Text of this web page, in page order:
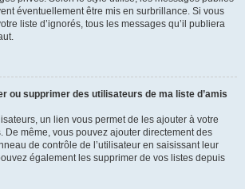
éventuellement être mis en surbrillance. Si vous
liste d’ignorés, tous les messages qu’il publiera
ou supprimer des utilisateurs de ma liste d’amis
un lien vous permet de les ajouter à votre
De même, vous pouvez ajouter directement des
de contrôle de l’utilisateur en saisissant leur
également les supprimer de vos listes depuis